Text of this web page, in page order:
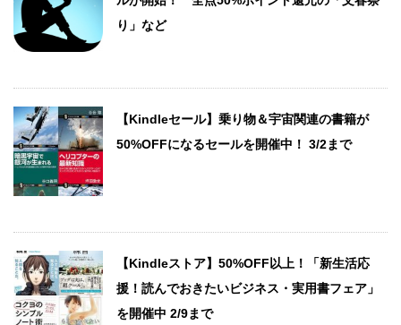
り」など
【Kindleセール】乗り物＆宇宙関連の書籍が
50%OFFになるセールを開催中！ 3/2まで
【Kindleストア】50%OFF以上！「新生活応
援！読んでおきたいビジネス・実用書フェア」
を開催中 2/9まで